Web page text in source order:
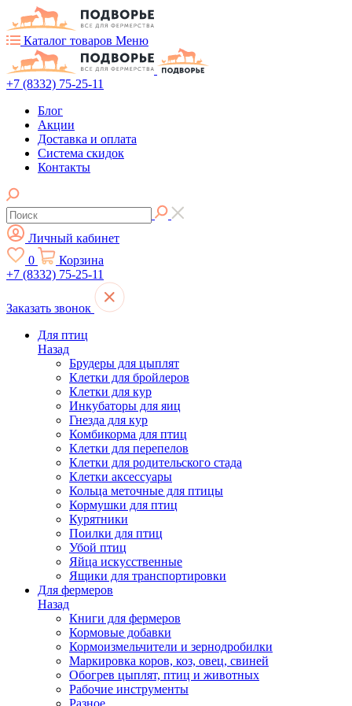
Каталог товаров Меню
+7 (8332) 75-25-11
Блог
Акции
Доставка и оплата
Система скидок
Контакты
Личный кабинет
0
Корзина
+7 (8332) 75-25-11
Заказать звонок
Для птиц
Назад
Брудеры для цыплят
Клетки для бройлеров
Клетки для кур
Инкубаторы для яиц
Гнезда для кур
Комбикорма для птиц
Клетки для перепелов
Клетки для родительского стада
Клетки аксессуары
Кольца меточные для птицы
Кормушки для птиц
Курятники
Поилки для птиц
Убой птиц
Яйца искусственные
Ящики для транспортировки
Для фермеров
Назад
Книги для фермеров
Кормовые добавки
Кормоизмельчители и зернодробилки
Маркировка коров, коз, овец, свиней
Обогрев цыплят, птиц и животных
Рабочие инструменты
Разное